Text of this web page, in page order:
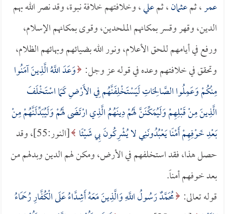
عمر، ثمعثمان، ثمعلي، وخلافتهم خلافة نبوة، وقد نصر الله بهم
الدين، وقهر وقسر بمكانهم الملحدين، وقوى بمكانهم الإسلام،
ورفع في أيامهم للحق الأعلام، ونور الله بضيائهم وبهائهم الظلام،
وتحقق في خلافتهم وعده في قوله عز وجل: وَعَدَ اللَّهُ الَّذِينَ آمَنُوا
مِنْكُمْ وَعَمِلُوا الصَّالِحَاتِ لَيَسْتَخْلِفَنَّهُم فِي الأَرْضِ كَمَا اسْتَخْلَفَ
الَّذِينَ مِنْ قَبْلِهِمْ وَلَيُمَكِّنَنَّ لَهُمْ دِينَهُمُ الَّذِي ارْتَضَى لَهُمْ وَلَيُبَدِّلَنَّهُمْ مِنْ
بَعْدِ خَوْفِهِمْ أَمْنًا يَعْبُدُونَنِي لا يُشْرِكُونَ بِي شَيْئًا
[النور:55]، وقد
حصل هذا، فقد استخلفهم في الأرض، ومكن لهم الدين وبدلهم من
بعد خوفهم أمناً.
قوله تعالى: مُحَمَّدٌ رَسُولُ اللَّهِ وَالَّذِينَ مَعَهُ أَشِدَّاءُ عَلَى الْكُفَّارِ رُحَمَاءُ